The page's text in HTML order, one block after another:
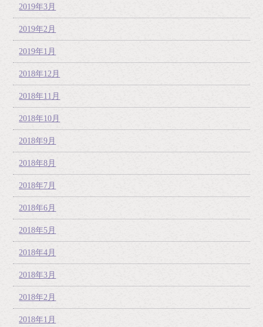
2019年3月
2019年2月
2019年1月
2018年12月
2018年11月
2018年10月
2018年9月
2018年8月
2018年7月
2018年6月
2018年5月
2018年4月
2018年3月
2018年2月
2018年1月